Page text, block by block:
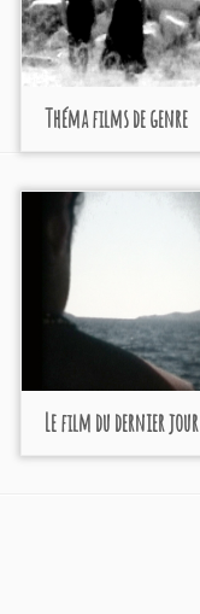
Théma films de genre
Le film du dernier jour